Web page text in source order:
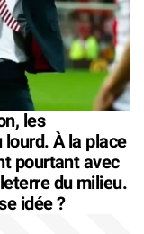
les
À la place
pourtant avec
du milieu.
idée ?